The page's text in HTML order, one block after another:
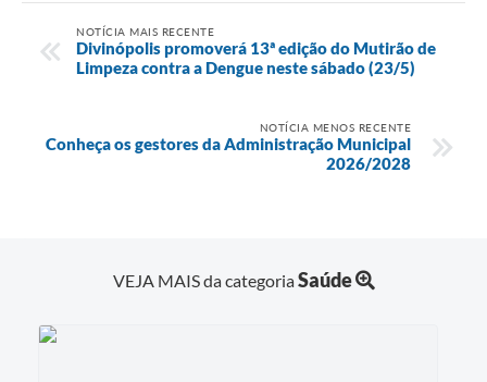
NOTÍCIA MAIS RECENTE
Divinópolis promoverá 13ª edição do Mutirão de
Limpeza contra a Dengue neste sábado (23/5)
NOTÍCIA MENOS RECENTE
Conheça os gestores da Administração Municipal
2026/2028
VEJA MAIS da categoriaSaúde